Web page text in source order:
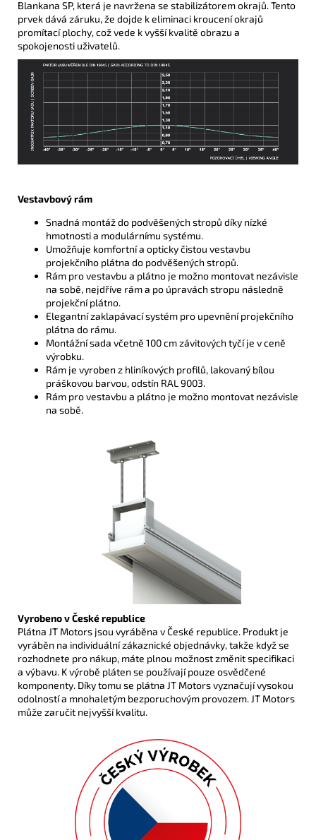
Blankana SP, která je navržena se stabilizátorem okrajů. Tento
prvek dává záruku, že dojde k eliminaci kroucení okrajů
promítací plochy, což vede k vyšší kvalitě obrazu a
spokojenosti uživatelů.
Vestavbový rám
Snadná montáž do podvěšených stropů díky nízké
hmotnosti a modulárnímu systému.
Umožňuje komfortní a opticky čistou vestavbu
projekčního plátna do podvěšených stropů.
Rám pro vestavbu a plátno je možno montovat nezávisle
na sobě, nejdříve rám a po úpravách stropu následně
projekční plátno.
Elegantní zaklapávací systém pro upevnění projekčního
plátna do rámu.
Montážní sada včetně 100 cm závitových tyčí je v ceně
výrobku.
Rám je vyroben z hliníkových profilů, lakovaný bílou
práškovou barvou, odstín RAL 9003.
Rám pro vestavbu a plátno je možno montovat nezávisle
na sobě.
Vyrobeno v České republice
Plátna JT Motors jsou vyráběna v České republice. Produkt je
vyráběn na individuální zákaznické objednávky, takže když se
rozhodnete pro nákup, máte plnou možnost změnit specifikaci
a výbavu. K výrobě pláten se používají pouze osvědčené
komponenty. Díky tomu se plátna JT Motors vyznačují vysokou
odolností a mnohaletým bezporuchovým provozem. JT Motors
může zaručit nejvyšší kvalitu.